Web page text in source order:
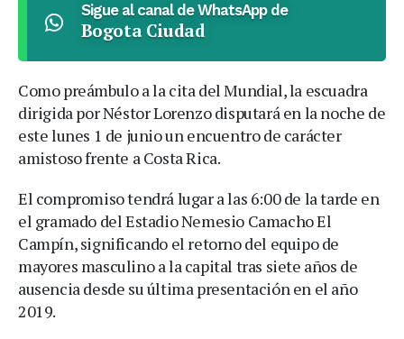
Sigue al canal de WhatsApp de
Bogota Ciudad
Como preámbulo a la cita del Mundial, la escuadra
dirigida por Néstor Lorenzo disputará en la noche de
este lunes 1 de junio un encuentro de carácter
amistoso frente a Costa Rica.
El compromiso tendrá lugar a las 6:00 de la tarde en
el gramado del Estadio Nemesio Camacho El
Campín, significando el retorno del equipo de
mayores masculino a la capital tras siete años de
ausencia desde su última presentación en el año
2019.